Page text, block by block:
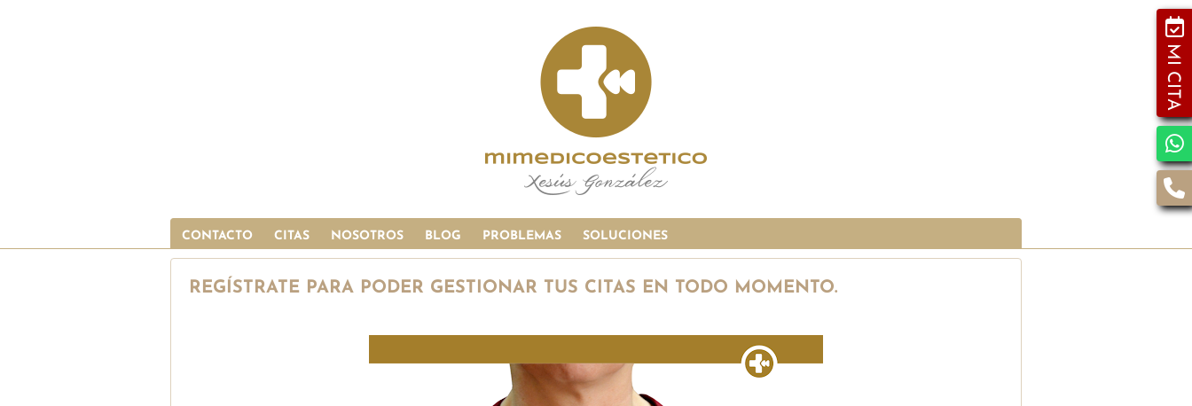
CONTACTO CITAS NOSOTROS BLOG PROBLEMAS SOLUCIONES
REGÍSTRATE PARA PODER GESTIONAR TUS CITAS EN TODO MOMENTO.
MI CITA